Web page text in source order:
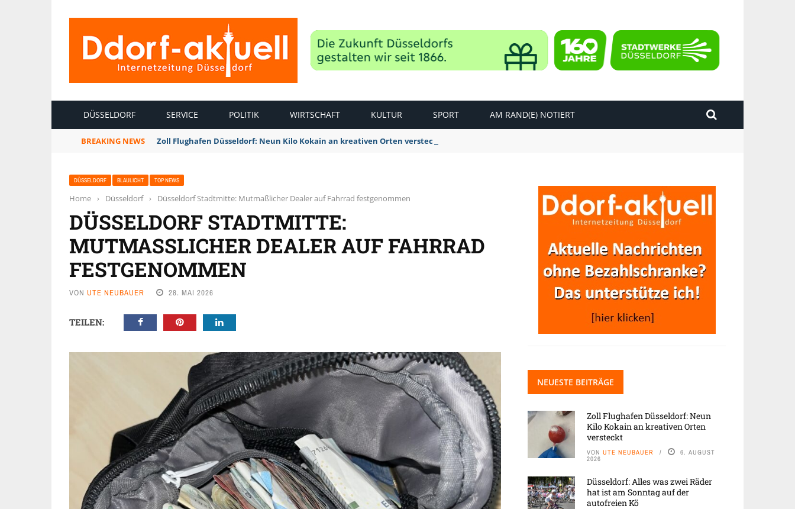
DÜSSELDORF SERVICE POLITIK WIRTSCHAFT KULTUR SPORT AM RAND(E) NOTIERT
BREAKING NEWS Zoll Flughafen Düsseldorf: Neun Kilo Kokain an kreativen Orten versteckt
DÜSSELDORF BLAULICHT TOP NEWS
Home › Düsseldorf › Düsseldorf Stadtmitte: Mutmaßlicher Dealer auf Fahrrad festgenommen
DÜSSELDORF STADTMITTE:
MUTMASSLICHER DEALER AUF FAHRRAD F
ESTGENOMMEN
VON UTE NEUBAUER 28. MAI 2026
TEILEN:
NEUESTE BEITRÄGE
Zoll Flughafen Düsseldorf: Neun
Kilo Kokain an kreativen Orten
versteckt
VON UTE NEUBAUER 6. AUGUST
2026
Düsseldorf: Alles was zwei Räder
hat ist am Sonntag auf der
autofreien Kö